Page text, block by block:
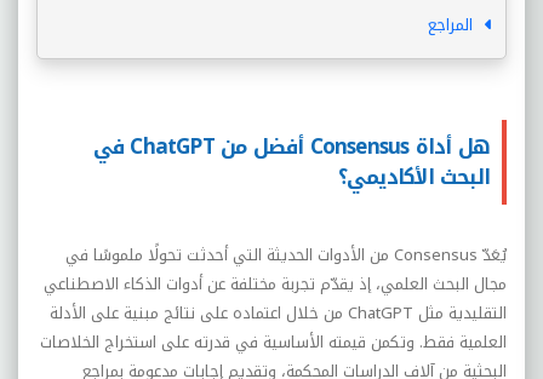
المراجع
هل أداة Consensus أفضل من ChatGPT في
البحث الأكاديمي؟
يُعَدّ Consensus من الأدوات الحديثة التي أحدثت تحولًا ملموسًا في
مجال البحث العلمي، إذ يقدّم تجربة مختلفة عن أدوات الذكاء الاصطناعي
التقليدية مثل ChatGPT من خلال اعتماده على نتائج مبنية على الأدلة
العلمية فقط. وتكمن قيمته الأساسية في قدرته على استخراج الخلاصات
البحثية من آلاف الدراسات المحكمة، وتقديم إجابات مدعومة بمراجع